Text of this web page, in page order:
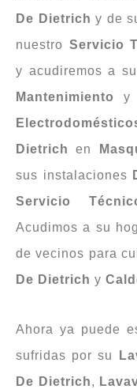
De Dietrich y de
nuestro Servicio
y acudiremos a
Mantenimiento
y
Dietrich
en
sus instalaciones
Servicio
Acudimos a su
de vecinos para
De Dietrich y
Ahora ya puede
sufridas por su
De Dietrich,